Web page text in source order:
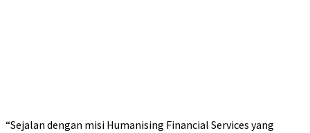
“Sejalan dengan misi Humanising Financial Services yang